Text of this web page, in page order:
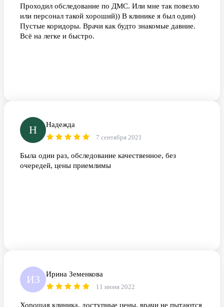
Проходил обследование по ДМС. Или мне так повезло
или персонал такой хороший)) В клинике я был один)
Пустые коридоры. Врачи как будто знакомые давние.
Всë на легке и быстро.
Н Надежда
7 сентября 2021
Была один раз, обследование качественное, без
очередей, цены приемлимы
ИЗ Ирина Земенкова
11 июня 2022
Хорошая клиника, доступные цены, врачи не пытаются